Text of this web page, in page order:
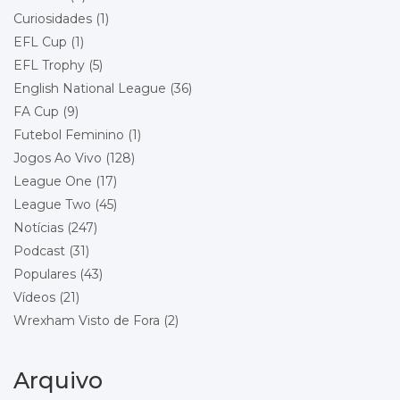
Championship - Round 21
Bolton Wanderers
Wrexham
Local: Toughsheet Community Stadium
Championship - Round 22
Wrexham
Queens Park Rangers
Local: Racecourse Ground
Championship - Round 23
Stoke City
Wrexham
Championship - Round 24
Wrexham
Championship - Round 25
Curiosidades (1)
EFL Cup (1)
EFL Trophy (5)
English National League (36)
FA Cup (9)
Futebol Feminino (1)
Jogos Ao Vivo (128)
League One (17)
League Two (45)
Notícias (247)
Podcast (31)
Populares (43)
Vídeos (21)
Wrexham Visto de Fora (2)
Arquivo